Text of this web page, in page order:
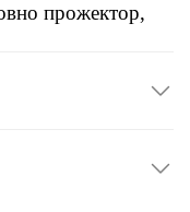
прожектор,